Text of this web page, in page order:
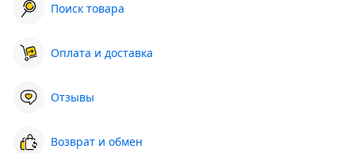
Поиск товара
Оплата и доставка
Отзывы
Возврат и обмен